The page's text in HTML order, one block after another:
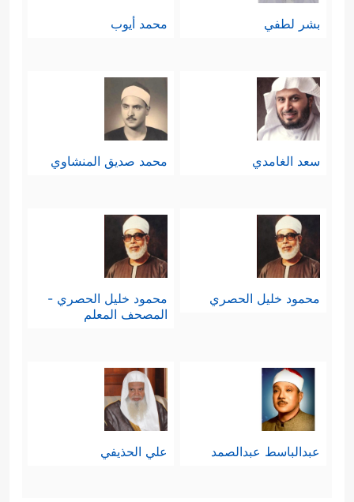
بشر لطفي محمد أيوب
سعد الغامدي محمد صديق المنشاوي
محمود خليل الحصري
محمود خليل الحصري -
المصحف المعلم
عبدالباسط عبدالصمد علي الحذيفي